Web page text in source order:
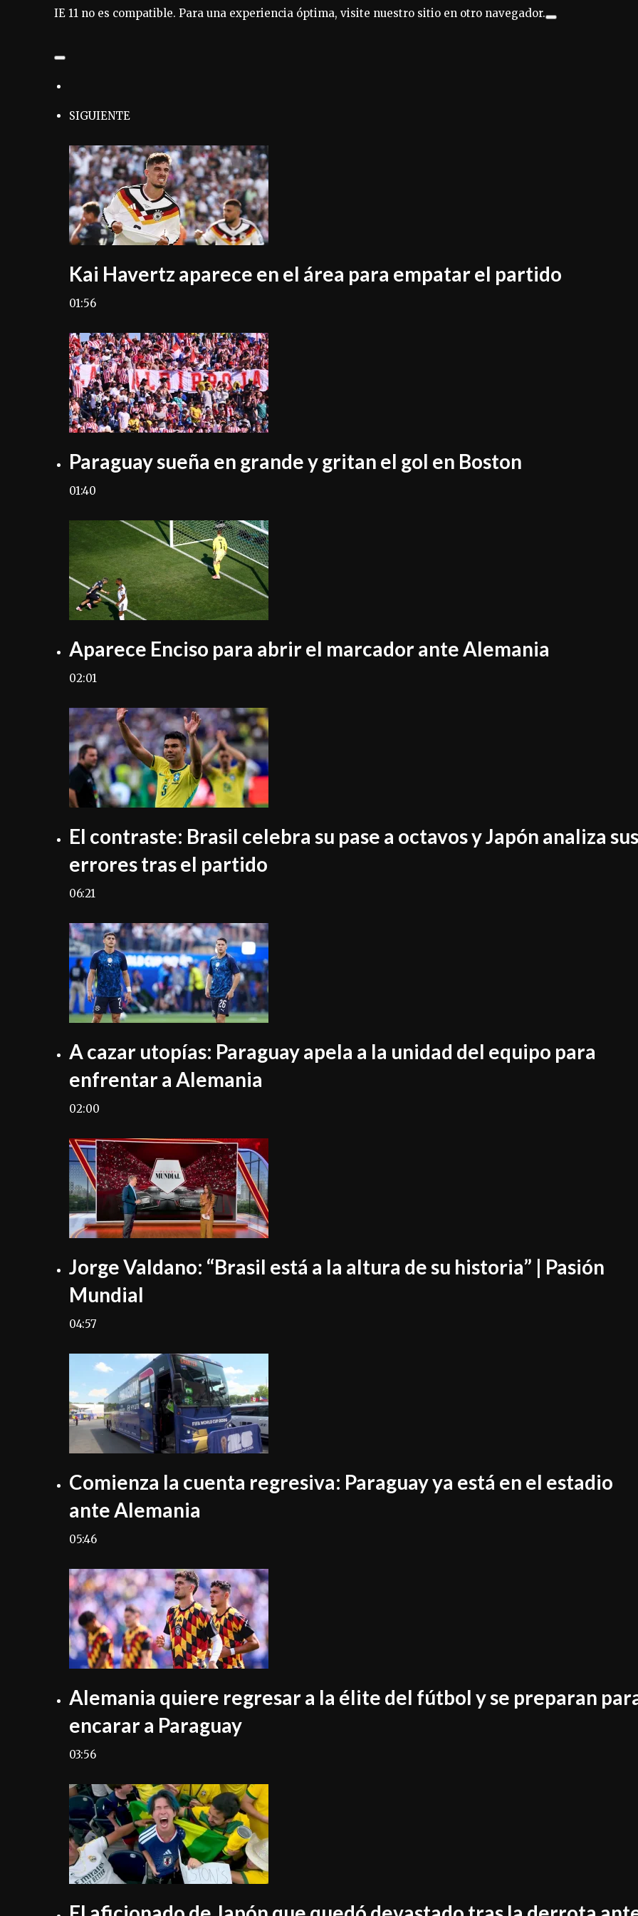
IE 11 no es compatible. Para una experiencia óptima, visite nuestro sitio en otro navegador.
SIGUIENTE
Kai Havertz aparece en el área para empatar el partido
01:56
Paraguay sueña en grande y gritan el gol en Boston
01:40
Aparece Enciso para abrir el marcador ante Alemania
02:01
El contraste: Brasil celebra su pase a octavos y Japón analiza sus
errores tras el partido
06:21
A cazar utopías: Paraguay apela a la unidad del equipo para
enfrentar a Alemania
02:00
Jorge Valdano: “Brasil está a la altura de su historia” | Pasión
Mundial
04:57
Comienza la cuenta regresiva: Paraguay ya está en el estadio
ante Alemania
05:46
Alemania quiere regresar a la élite del fútbol y se preparan
encarar a Paraguay
03:56